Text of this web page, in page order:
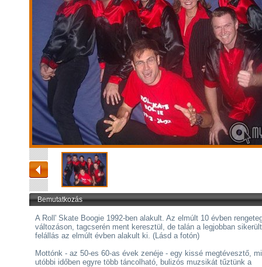
Bemutatkozás
A Roll' Skate Boogie 1992-ben alakult. Az elmúlt 10 évben
változáson, tagcserén ment keresztül, de talán a legjobban sikerült
felállás az elmúlt évben alakult ki. (Lásd a fotón)
Mottónk - az 50-es 60-as évek zenéje - egy kissé megtévesztő,
utóbbi időben egyre több táncolható, bulizós muzsikát tűztünk a